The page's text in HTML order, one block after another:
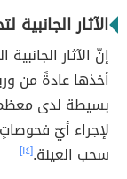
الآثار
إنّ الآثار
أخذها عادةً من
بسيطة لدى معظم
لإجراء أيّ
سحب العينة.[١٤]